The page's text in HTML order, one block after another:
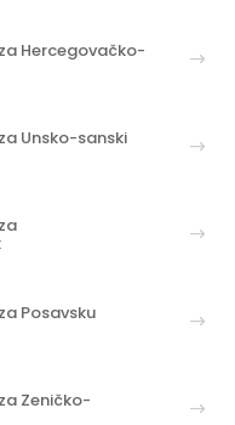
Hercegovačko-
Unsko-sanski
Posavsku
Zeničko-